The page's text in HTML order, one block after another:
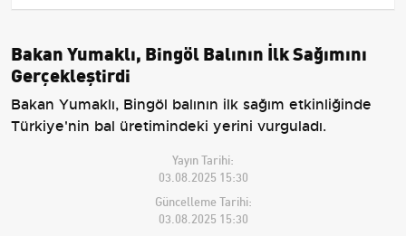
Bakan Yumaklı, Bingöl Balının İlk Sağımını
Gerçekleştirdi
Bakan Yumaklı, Bingöl balının ilk sağım etkinliğinde
Türkiye'nin bal üretimindeki yerini vurguladı.
Yayın Tarihi:
03.08.2025 15:30
Güncelleme Tarihi:
03.08.2025 15:30